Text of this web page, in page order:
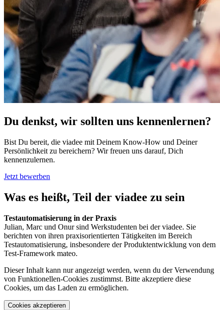
Du denkst, wir sollten uns kennenlernen?
Bist Du bereit, die viadee mit Deinem Know-How und Deiner
Persönlichkeit zu bereichern? Wir freuen uns darauf, Dich
kennenzulernen.
Jetzt bewerben
Was es heißt, Teil der viadee zu sein
Testautomatisierung in der Praxis
Julian, Marc und Onur sind Werkstudenten bei der viadee. Sie
berichten von ihren praxisorientierten Tätigkeiten im Bereich
Testautomatisierung, insbesondere der Produktentwicklung von dem
Test-Framework mateo.
Dieser Inhalt kann nur angezeigt werden, wenn du der Verwendung
von Funktionellen-Cookies zustimmst. Bitte akzeptiere diese
Cookies, um das Laden zu ermöglichen.
Cookies akzeptieren